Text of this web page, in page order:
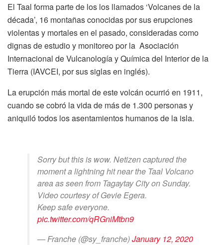
El Taal forma parte de los los llamados ‘Volcanes de la
década’, 16 montañas conocidas por sus erupciones
violentas y mortales en el pasado, consideradas como
dignas de estudio y monitoreo por la Asociación
Internacional de Vulcanología y Química del Interior de la
Tierra (IAVCEI, por sus siglas en inglés).
La erupción más mortal de este volcán ocurrió en 1911,
cuando se cobró la vida de más de 1.300 personas y
aniquiló todos los asentamientos humanos de la isla.
Sorry but this is wow. Netizen captured the
moment a lightning hit near the Taal Volcano
area as seen from Tagaytay City on Sunday.
Video courtesy of Gevie Egera.
Keep safe everyone.
pic.twitter.com/qRGniMtbn9
— Franche (@sy_franche)January 12, 2020